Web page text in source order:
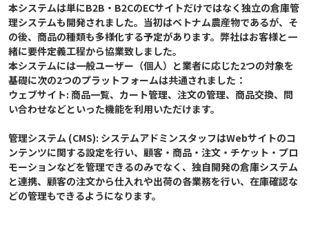
本システムは単にB2B・B2CのECサイトだけではなく独立の倉庫管
理システムも開発されました。当初はベトナム農産物であるが、そ
の後、商品の種類も多様化する予定があります。弊社はお客様と一
緒に要件定義工程から協業致しました。​
本システムには一般ユーザー（個人）と業者に応じた2つの対象を
基礎に次の2つのプラットフォームは共通されました： ​
ウェブサイト: 商品一覧、カート管理、注文の管理、商品交換、問
い合わせなどといった機能を利用いただけます。​
管理システム (CMS): システムアドミンスタッフはWebサイトのコ
ンテンツに関する設定を行い、顧客・商品・注文・チケット・プロ
モーションなどを管理できるのみでなく、独自開発の倉庫システム
と連携、顧客の注文から仕入れや出荷の各業務を行い、在庫確認な